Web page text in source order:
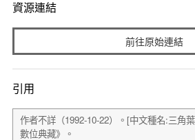
資源連結
前往原始連結
引用